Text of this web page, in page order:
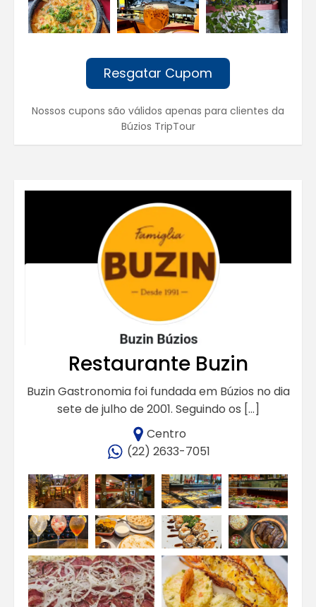
Resgatar Cupom
Nossos cupons são válidos apenas para clientes da
Búzios TripTour
Restaurante Buzin
Buzin Gastronomia foi fundada em Búzios no dia
sete de julho de 2001. Seguindo os […]
Centro
(22) 2633-7051